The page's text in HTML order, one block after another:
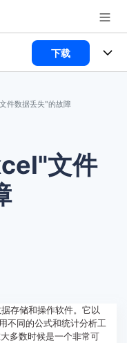
下载
件数据丢失"的故障
文件
存储和操作软件。它以
不同的公式和统计分析工
多数时候是一个非常可